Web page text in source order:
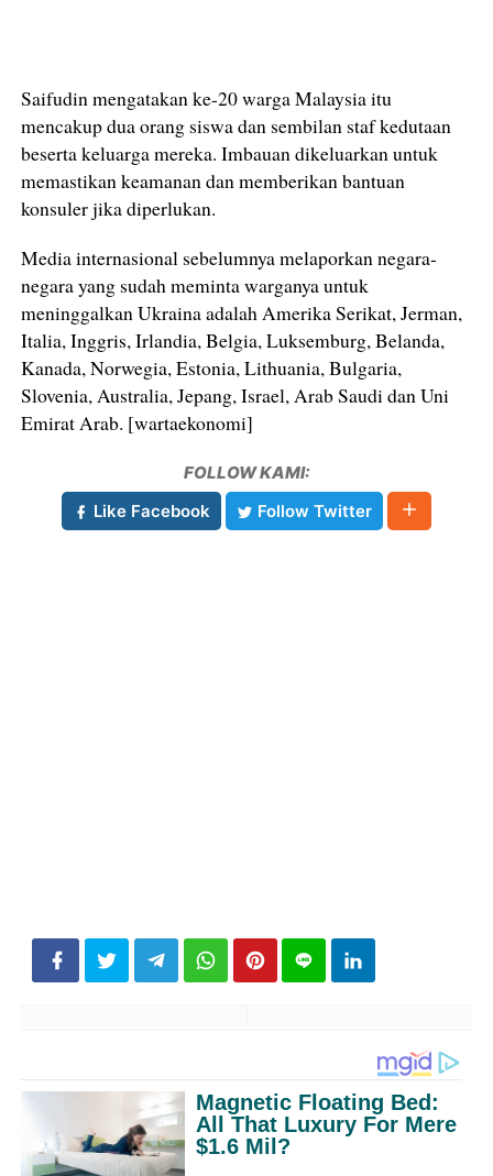
Saifudin mengatakan ke-20 warga Malaysia itu
mencakup dua orang siswa dan sembilan staf kedutaan
beserta keluarga mereka. Imbauan dikeluarkan untuk
memastikan keamanan dan memberikan bantuan
konsuler jika diperlukan.
Media internasional sebelumnya melaporkan negara-
negara yang sudah meminta warganya untuk
meninggalkan Ukraina adalah Amerika Serikat, Jerman,
Italia, Inggris, Irlandia, Belgia, Luksemburg, Belanda,
Kanada, Norwegia, Estonia, Lithuania, Bulgaria,
Slovenia, Australia, Jepang, Israel, Arab Saudi dan Uni
Emirat Arab. [wartaekonomi]
FOLLOW KAMI:
Like Facebook
Follow Twitter